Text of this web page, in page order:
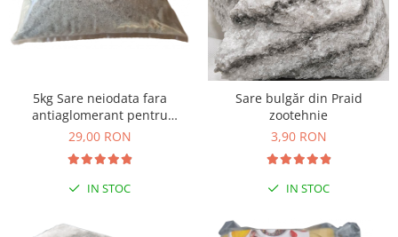
5kg Sare neiodata fara
antiaglomerant pentru
muraturi
29,00 RON
IN STOC
Sare bulgăr din Praid
zootehnie
3,90 RON
IN STOC